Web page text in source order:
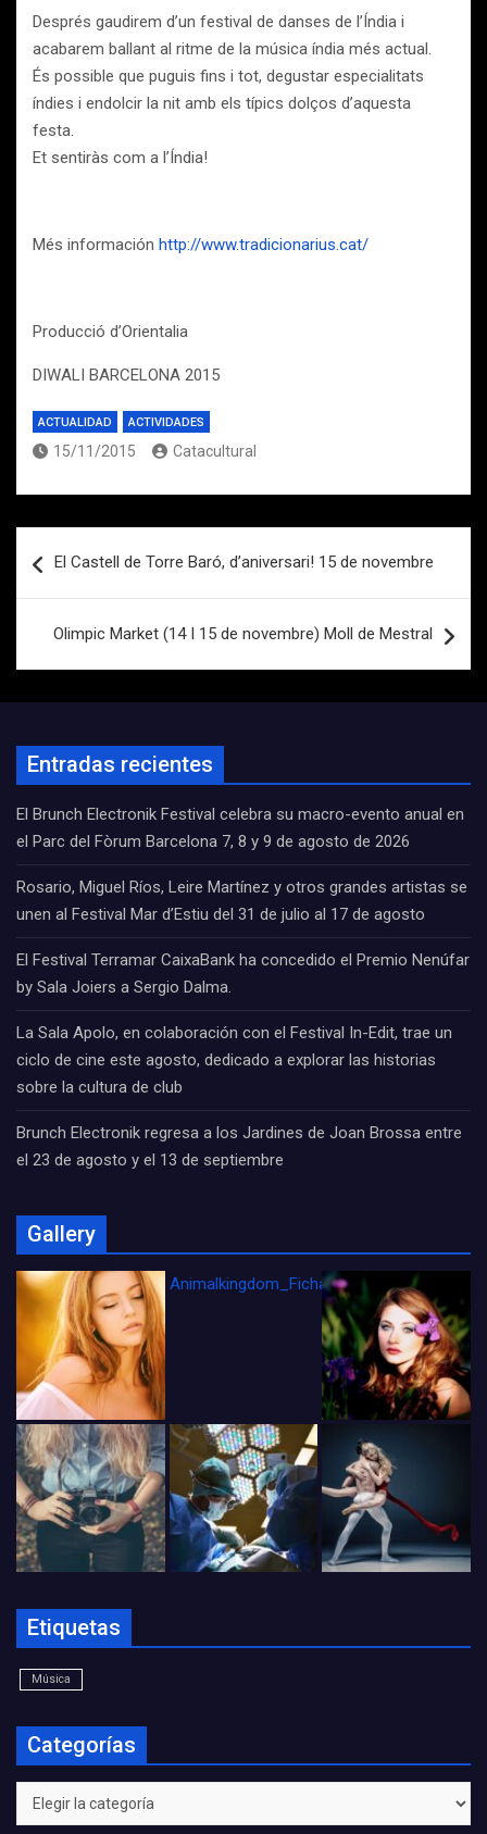
Després gaudirem d’un festival de danses de l’Índia i
acabarem ballant al ritme de la música índia més actual.
És possible que puguis fins i tot, degustar especialitats
índies i endolcir la nit amb els típics dolços d’aquesta
festa.
Et sentiràs com a l’Índia!
Més información http://www.tradicionarius.cat/
Producció d’Orientalia
DIWALI BARCELONA 2015
ACTUALIDAD ACTIVIDADES
15/11/2015 Catacultural
de
El Castell de Torre Baró, d’aniversari! 15 de novembre
Olimpic Market (14 I 15 de novembre) Moll de Mestral
Entradas recientes
El Brunch Electronik Festival celebra su macro-evento anual en
el Parc del Fòrum Barcelona 7, 8 y 9 de agosto de 2026
Rosario, Miguel Ríos, Leire Martínez y otros grandes artistas se
unen al Festival Mar d’Estiu del 31 de julio al 17 de agosto
El Festival Terramar CaixaBank ha concedido el Premio Nenúfar
by Sala Joiers a Sergio Dalma.
La Sala Apolo, en colaboración con el Festival In-Edit, trae un
ciclo de cine este agosto, dedicado a explorar las historias
sobre la cultura de club
Brunch Electronik regresa a los Jardines de Joan Brossa entre
el 23 de agosto y el 13 de septiembre
Gallery
Animalkingdom_FichaCine
Etiquetas
Música
Categorías
Categorías